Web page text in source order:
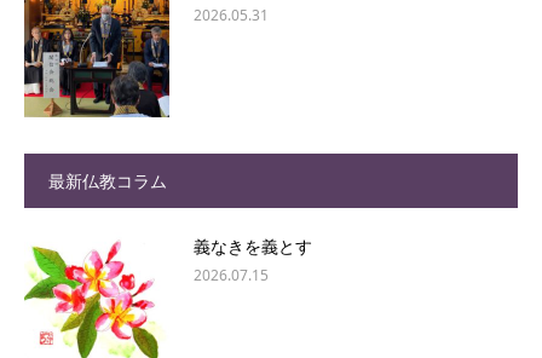
2026.05.31
最新仏教コラム
義なきを義とす
2026.07.15